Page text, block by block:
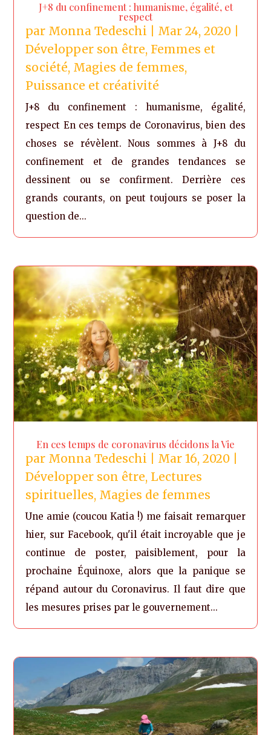
J+8 du confinement : humanisme, égalité, et
respect
par Monna Tedeschi Mar 24, 2020
Développer son être,Femmes et
société, Magies de femmes,
Puissance et créativité
J+8 du confinement : humanisme, égalité,
respect En ces temps de Coronavirus, bien des
choses se révèlent. Nous sommes à J+8 du
confinement et de grandes tendances se
dessinent ou se confirment. Derrière ces
grands courants, on peut toujours se poser la
question de...
En ces temps de coronavirus décidons la Vie
par Monna Tedeschi Mar 16, 2020
Développer son être, Lectures
spirituelles, Magies de femmes
Une amie (coucou Katia !) me faisait remarquer
hier, sur Facebook, qu'il était incroyable que je
continue de poster, paisiblement, pour la
prochaine Équinoxe, alors que la panique se
répand autour du Coronavirus. Il faut dire que
les mesures prises par le gouvernement...